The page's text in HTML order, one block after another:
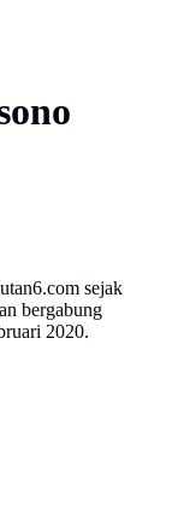
sejak
bergabung
2020.